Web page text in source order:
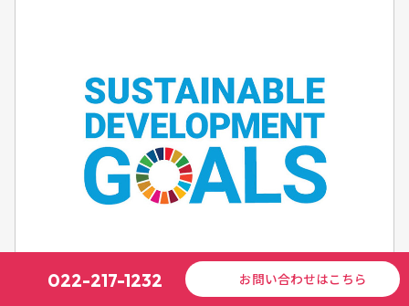
022-217-1232 お問い合わせはこちら